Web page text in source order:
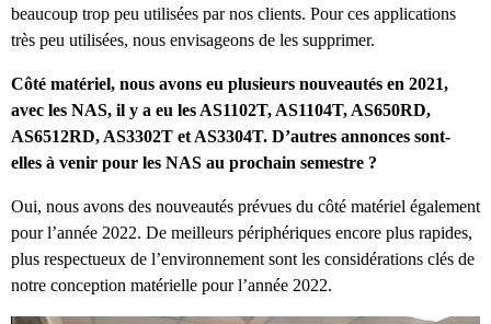
beaucoup trop peu utilisées par nos clients. Pour ces applications
très peu utilisées, nous envisageons de les supprimer.
Côté matériel, nous avons eu plusieurs nouveautés en 2021,
avec les NAS, il y a eu les AS1102T, AS1104T, AS650RD,
AS6512RD, AS3302T et AS3304T. D’autres annonces sont-
elles à venir pour les NAS au prochain semestre ?
Oui, nous avons des nouveautés prévues du côté matériel également
pour l’année 2022. De meilleurs périphériques encore plus rapides,
plus respectueux de l’environnement sont les considérations clés de
notre conception matérielle pour l’année 2022.